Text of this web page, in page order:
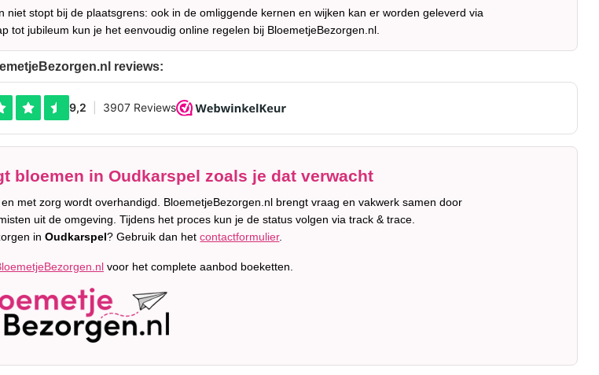
niet stopt bij de plaatsgrens: ook in de omliggende kernen en wijken kan er worden geleverd via
tot jubileum kun je het eenvoudig online regelen bij BloemetjeBezorgen.nl.
reviews:
bloemen in Oudkarspel zoals je dat verwacht
met zorg wordt overhandigd. BloemetjeBezorgen.nl brengt vraag en vakwerk samen door
uit de omgeving. Tijdens het proces kun je de status volgen via track & trace.
inOudkarspel? Gebruik dan hetcontactformulier.
voor het complete aanbod boeketten.